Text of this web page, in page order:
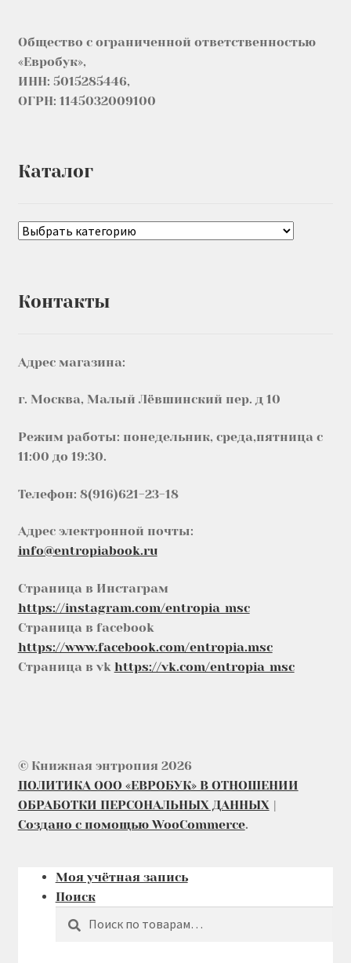
Общество с ограниченной ответственностью
«Евробук»,
ИНН: 5015285446,
ОГРН: 1145032009100
Каталог
Контакты
Адрес магазина:
г. Москва, Малый Лёвшинский пер. д 10
Режим работы: понедельник, среда,пятница с
11:00 до 19:30.
Телефон: 8(916)621-23-18
Адрес электронной почты:
info@entropiabook.ru
Страница в Инстаграм
https://instagram.com/entropia_msc
Страница в facebook
https://www.facebook.com/entropia.msc
Страница в vk https://vk.com/entropia_msc
© Книжная энтропия 2026
ПОЛИТИКА ООО «ЕВРОБУК» В ОТНОШЕНИИ
ОБРАБОТКИ ПЕРСОНАЛЬНЫХ ДАННЫХ
Создано с помощью WooCommerce.
Моя учётная запись
Поиск
Искать: